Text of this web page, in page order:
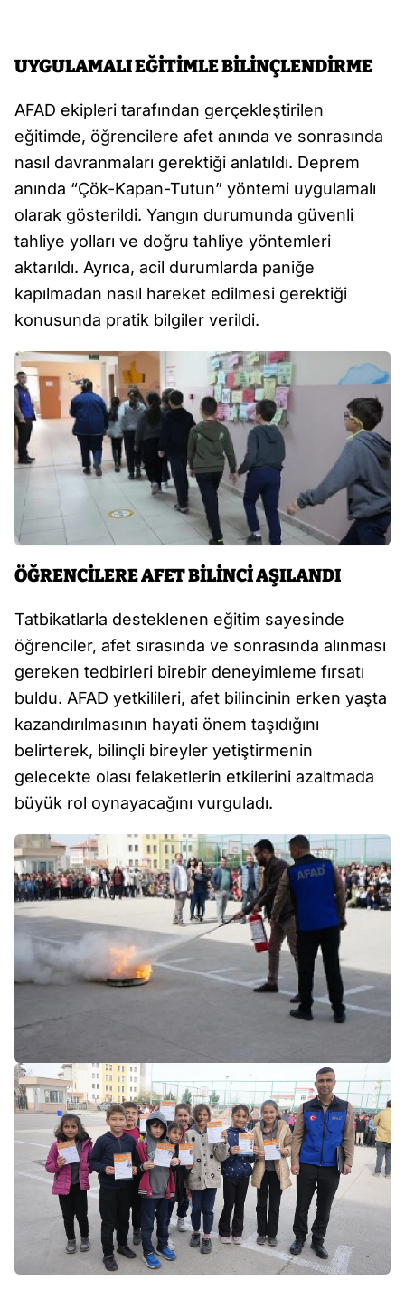
UYGULAMALI EĞİTİMLE BİLİNÇLENDİRME
AFAD ekipleri tarafından gerçekleştirilen
eğitimde, öğrencilere afet anında ve sonrasında
nasıl davranmaları gerektiği anlatıldı. Deprem
anında “Çök-Kapan-Tutun” yöntemi uygulamalı
olarak gösterildi. Yangın durumunda güvenli
tahliye yolları ve doğru tahliye yöntemleri
aktarıldı. Ayrıca, acil durumlarda paniğe
kapılmadan nasıl hareket edilmesi gerektiği
konusunda pratik bilgiler verildi.
ÖĞRENCİLERE AFET BİLİNCİ AŞILANDI
Tatbikatlarla desteklenen eğitim sayesinde
öğrenciler, afet sırasında ve sonrasında alınması
gereken tedbirleri birebir deneyimleme fırsatı
buldu. AFAD yetkilileri, afet bilincinin erken yaşta
kazandırılmasının hayati önem taşıdığını
belirterek, bilinçli bireyler yetiştirmenin
gelecekte olası felaketlerin etkilerini azaltmada
büyük rol oynayacağını vurguladı.